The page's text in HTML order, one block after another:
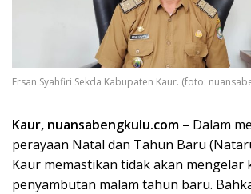
Ersan Syahfiri Sekda Kabupaten Kaur. (foto:
Kaur, nuansabengkulu.com – Dalam
perayaan Natal dan Tahun Baru
Kaur memastikan tidak akan mengelar
penyambutan malam tahun baru.